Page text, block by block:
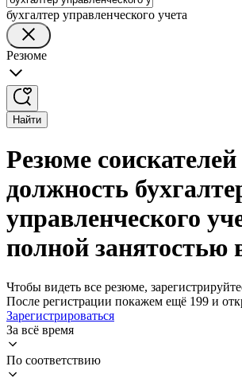
бухгалтер управленческого учета
Резюме
Найти
Резюме
должность
управленческого
полной занятостью
Чтобы видеть все резюме,
После регистрации покажем ещё 199 и
Зарегистрироваться
За всё время
По соответствию